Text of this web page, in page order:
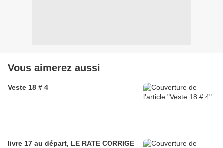
Vous aimerez aussi
Veste 18 # 4
livre 17 au départ, LE RATE CORRIGE